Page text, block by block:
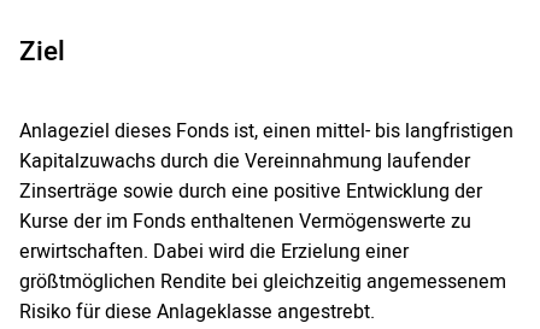
Ziel
Anlageziel dieses Fonds ist, einen mittel- bis langfristigen
Kapitalzuwachs durch die Vereinnahmung laufender
Zinserträge sowie durch eine positive Entwicklung der
Kurse der im Fonds enthaltenen Vermögenswerte zu
erwirtschaften. Dabei wird die Erzielung einer
größtmöglichen Rendite bei gleichzeitig angemessenem
Risiko für diese Anlageklasse angestrebt.